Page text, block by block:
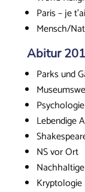
Paris – je
Mensch/
Abitur
Parks und
Psychologie
Lebendige
NS vor Ort
Kryptologie